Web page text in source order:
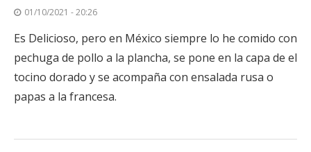
01/10/2021 - 20:26
Es Delicioso, pero en México siempre lo he comido con
pechuga de pollo a la plancha, se pone en la capa de el
tocino dorado y se acompaña con ensalada rusa o
papas a la francesa.